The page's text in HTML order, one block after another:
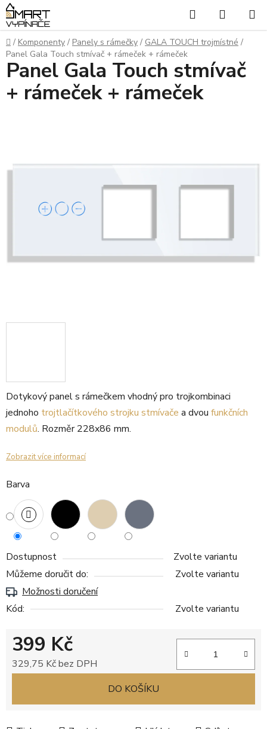
Přejít
na
obsah
Hledat
KOŠÍK
Domů
/ Komponenty / Panely s rámečky / GALA TOUCH trojmístné /
Panel Gala Touch stmívač + rámeček + rámeček
Dotykový panel s rámečkem vhodný pro trojkombinaci
jednoho trojtlačítkového strojku stmívače a dvou funkčních
modulů. Rozměr 228x86 mm.
Zobrazit více informací
Barva
Dostupnost
Zvolte variantu
Můžeme doručit do:
Zvolte variantu
Možnosti doručení
Kód:
Zvolte variantu
399 Kč
329,75 Kč bez DPH
DO KOŠÍKU
Panel Gala Touch stmívač
+ rámeček + rámeček